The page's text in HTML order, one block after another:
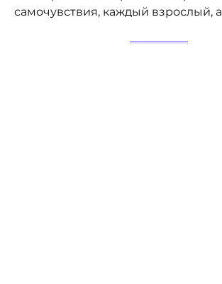
самочувствия, каждый взрослый, а